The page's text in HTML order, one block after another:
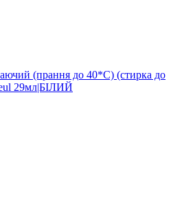
(прання до 40*С) (стирка до
29мл|БІЛИЙ